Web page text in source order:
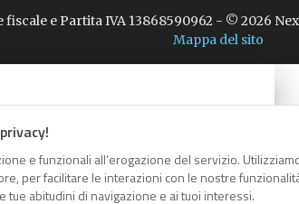
e funzionali all’erogazione del servizio.
per facilitare le interazioni con le nostre
abitudini di navigazione e ai tuoi interessi.
e Partita IVA 13868590962 - © 2026
Mappa del sito